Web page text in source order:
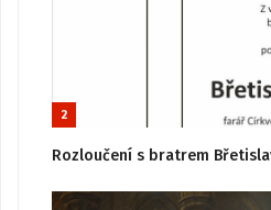
2
Rozloučení s bratrem